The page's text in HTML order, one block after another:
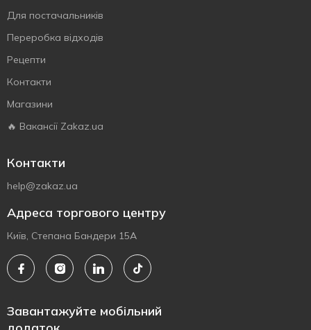
Для постачальників
Переробка відходів
Рецепти
Контакти
Магазини
🔥 Вакансії Zakaz.ua
Контакти
help@zakaz.ua
Адреса торгового центру
Київ, Степана Бандери 15А
Завантажуйте мобільний